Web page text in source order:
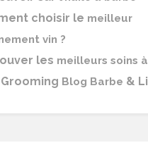
choisir le meilleur
vin ?
les meilleurs soins
Blog Barbe &